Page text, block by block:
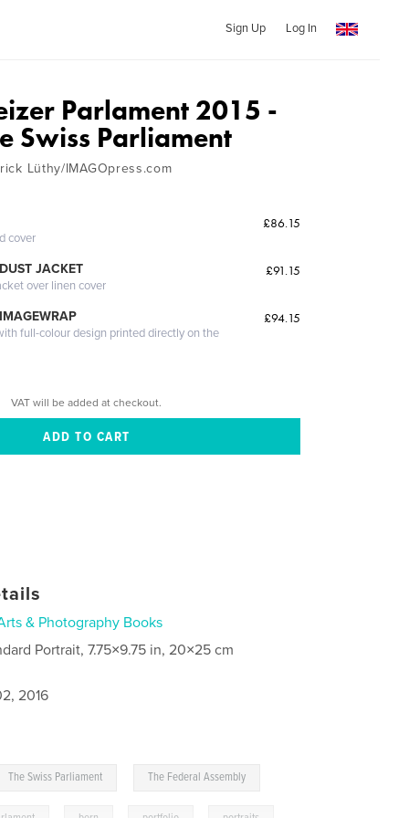
Sign Up Log In
Parlament 2015 -
Swiss Parliament
Lüthy/IMAGOpress.com
cover
£86.15
JACKET
over linen cover
£91.15
full-colour design printed directly on the
£94.15
VAT will be added at checkout.
& Photography Books
Portrait, 7.75×9.75 in, 20×25 cm
2016
The Swiss Parliament The Federal Assembly